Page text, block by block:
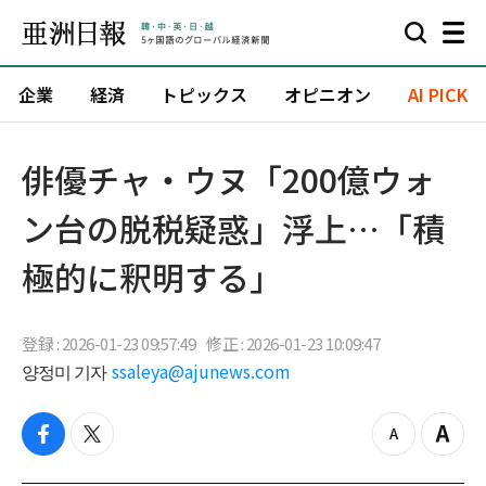
企業 経済 トピックス オピニオン AI PICK
俳優チャ・ウヌ「200億ウォ
ン台の脱税疑惑」浮上…「積
極的に釈明する」
登録 : 2026-01-23 09:57:49 修正 : 2026-01-23 10:09:47
양정미 기자 ssaleya@ajunews.com
f
t
z
Z